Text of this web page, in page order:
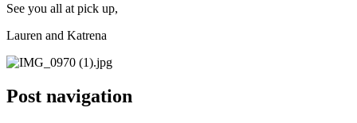
See you all at pick up,
Lauren and Katrena
Post navigation